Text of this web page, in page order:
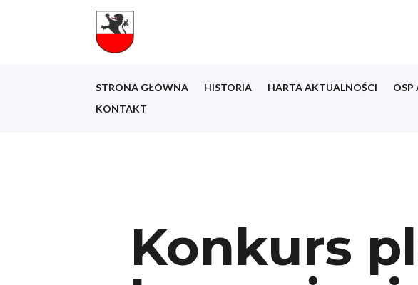
STRONA GŁÓWNA HISTORIA HARTA AKTUALNOŚCI OSP
KONTAKT
Konkurs